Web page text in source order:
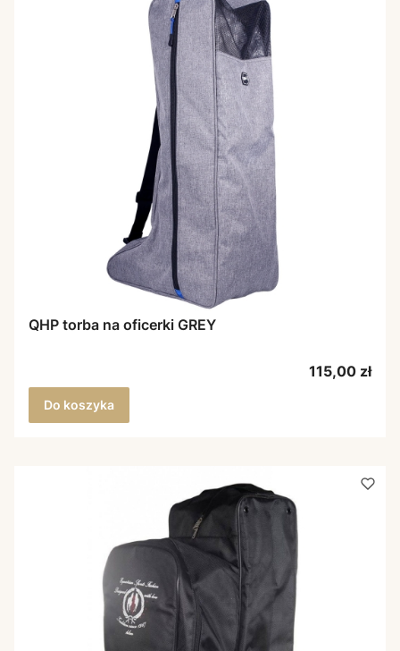
QHP torba na oficerki GREY
Cena
115,00 zł
Do koszyka